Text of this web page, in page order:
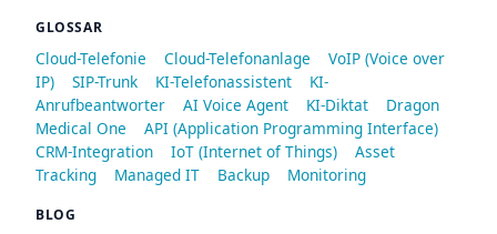
GLOSSAR
Cloud-Telefonie Cloud-Telefonanlage
VoIP (Voice over
IP)
SIP-Trunk KI-Telefonassistent
KI-
Anrufbeantworter
AI Voice Agent KI-Diktat
Dragon
Medical One
API (Application Programming Interface)
CRM-Integration
IoT (Internet of Things)
Asset
Tracking
Managed IT Backup Monitoring
BLOG